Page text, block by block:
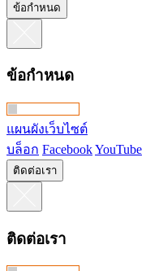
ข้อกำหนด
ข้อกำหนด
แผนผังเว็บไซต์
บล็อก FacebookYouTube
ติดต่อเรา
ติดต่อเรา